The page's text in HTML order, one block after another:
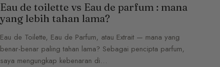
Eau de toilette vs Eau de parfum : mana
yang lebih tahan lama?
Eau de Toilette, Eau de Parfum, atau Extrait — mana yang
benar-benar paling tahan lama? Sebagai pencipta parfum,
saya mengungkap kebenaran di…